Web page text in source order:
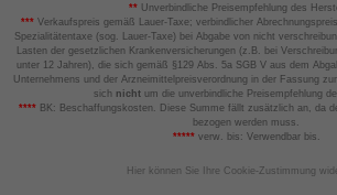
** Unverbindliche Preisempfehlung des
*** Verkaufspreis gemäß Lauer-Taxe; verbindlicher
Spezialitätentaxe (sog. Lauer-Taxe) bei Abgabe von nicht
Lasten der gesetzlichen Krankenversicherungen (z.B. bei
unter 12 Jahren), die sich gemäß §129 Abs. 5a SGB V aus dem
Unternehmens und der Arzneimittelpreisverordnung in der Fassung
sich nicht um die unverbindliche Preisempfehlung
****BK: Beschaffungskosten. Diese Summe fällt zusätzlich an, da
bezogen werden muss.
*****verw. bis: Verwendbar bis.
Hier können Sie Ihre Cookie-Zustimmung